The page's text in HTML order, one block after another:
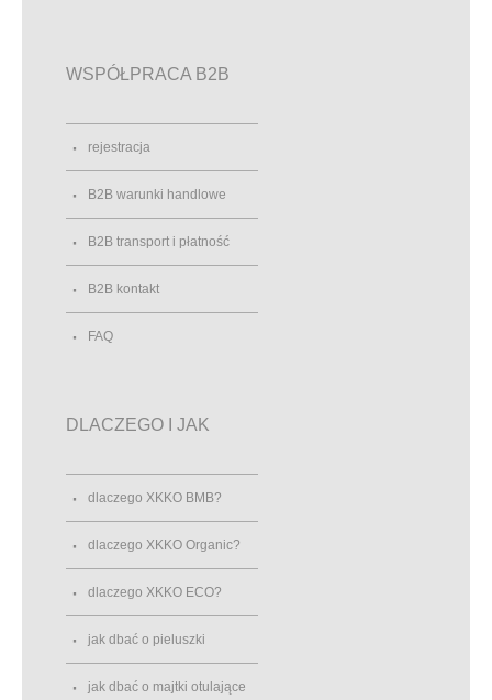
WSPÓŁPRACA B2B
rejestracja
B2B warunki handlowe
B2B transport i płatność
B2B kontakt
FAQ
DLACZEGO I JAK
dlaczego XKKO BMB?
dlaczego XKKO Organic?
dlaczego XKKO ECO?
jak dbać o pieluszki
jak dbać o majtki otulające